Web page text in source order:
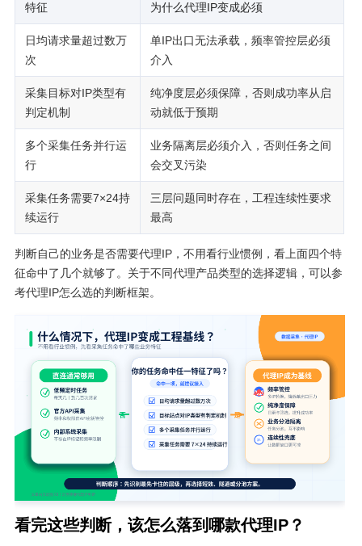
特征 为什么代理IP变成必须
日均请求量超过数万
次
单IP出口无法承载，频率管控层必须
介入
采集目标对IP类型有
判定机制
纯净度层必须保障，否则成功率从启
动就低于预期
多个采集任务并行运
行
业务隔离层必须介入，否则任务之间
会交叉污染
采集任务需要7×24持
续运行
三层问题同时存在，工程连续性要求
最高
判断自己的业务是否需要代理IP，不用看行业惯例，看上面四个特
征命中了几个就够了。关于不同代理产品类型的选择逻辑，可以参
考代理IP怎么选的判断框架。
看完这些判断，该怎么落到哪款代理IP？